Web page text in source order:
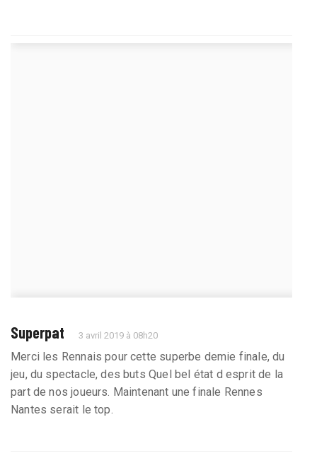
Superpat 3 avril 2019 à 08h20
Merci les Rennais pour cette superbe demie finale, du
jeu, du spectacle, des buts Quel bel état d esprit de la
part de nos joueurs. Maintenant une finale Rennes
Nantes serait le top.